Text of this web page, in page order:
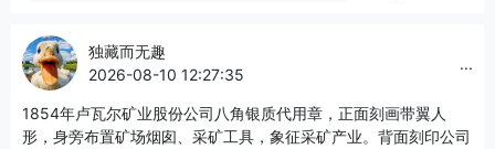
独藏而无趣
2026-08-10 12:27:35
...
1854年卢瓦尔矿业股份公司八角银质代用章，正面刻画带翼人
形，身旁布置矿场烟囱、采矿工具，象征采矿产业。背面刻印公司